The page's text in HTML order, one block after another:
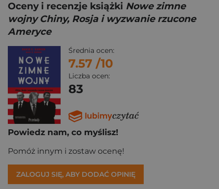
Oceny i recenzje książki Nowe zimne
wojny Chiny, Rosja i wyzwanie rzucone
Ameryce
Średnia ocen:
7.57 /10
Liczba ocen:
83
Powiedz nam, co myślisz!
Pomóż innym i zostaw ocenę!
ZALOGUJ SIĘ, ABY DODAĆ OPINIĘ